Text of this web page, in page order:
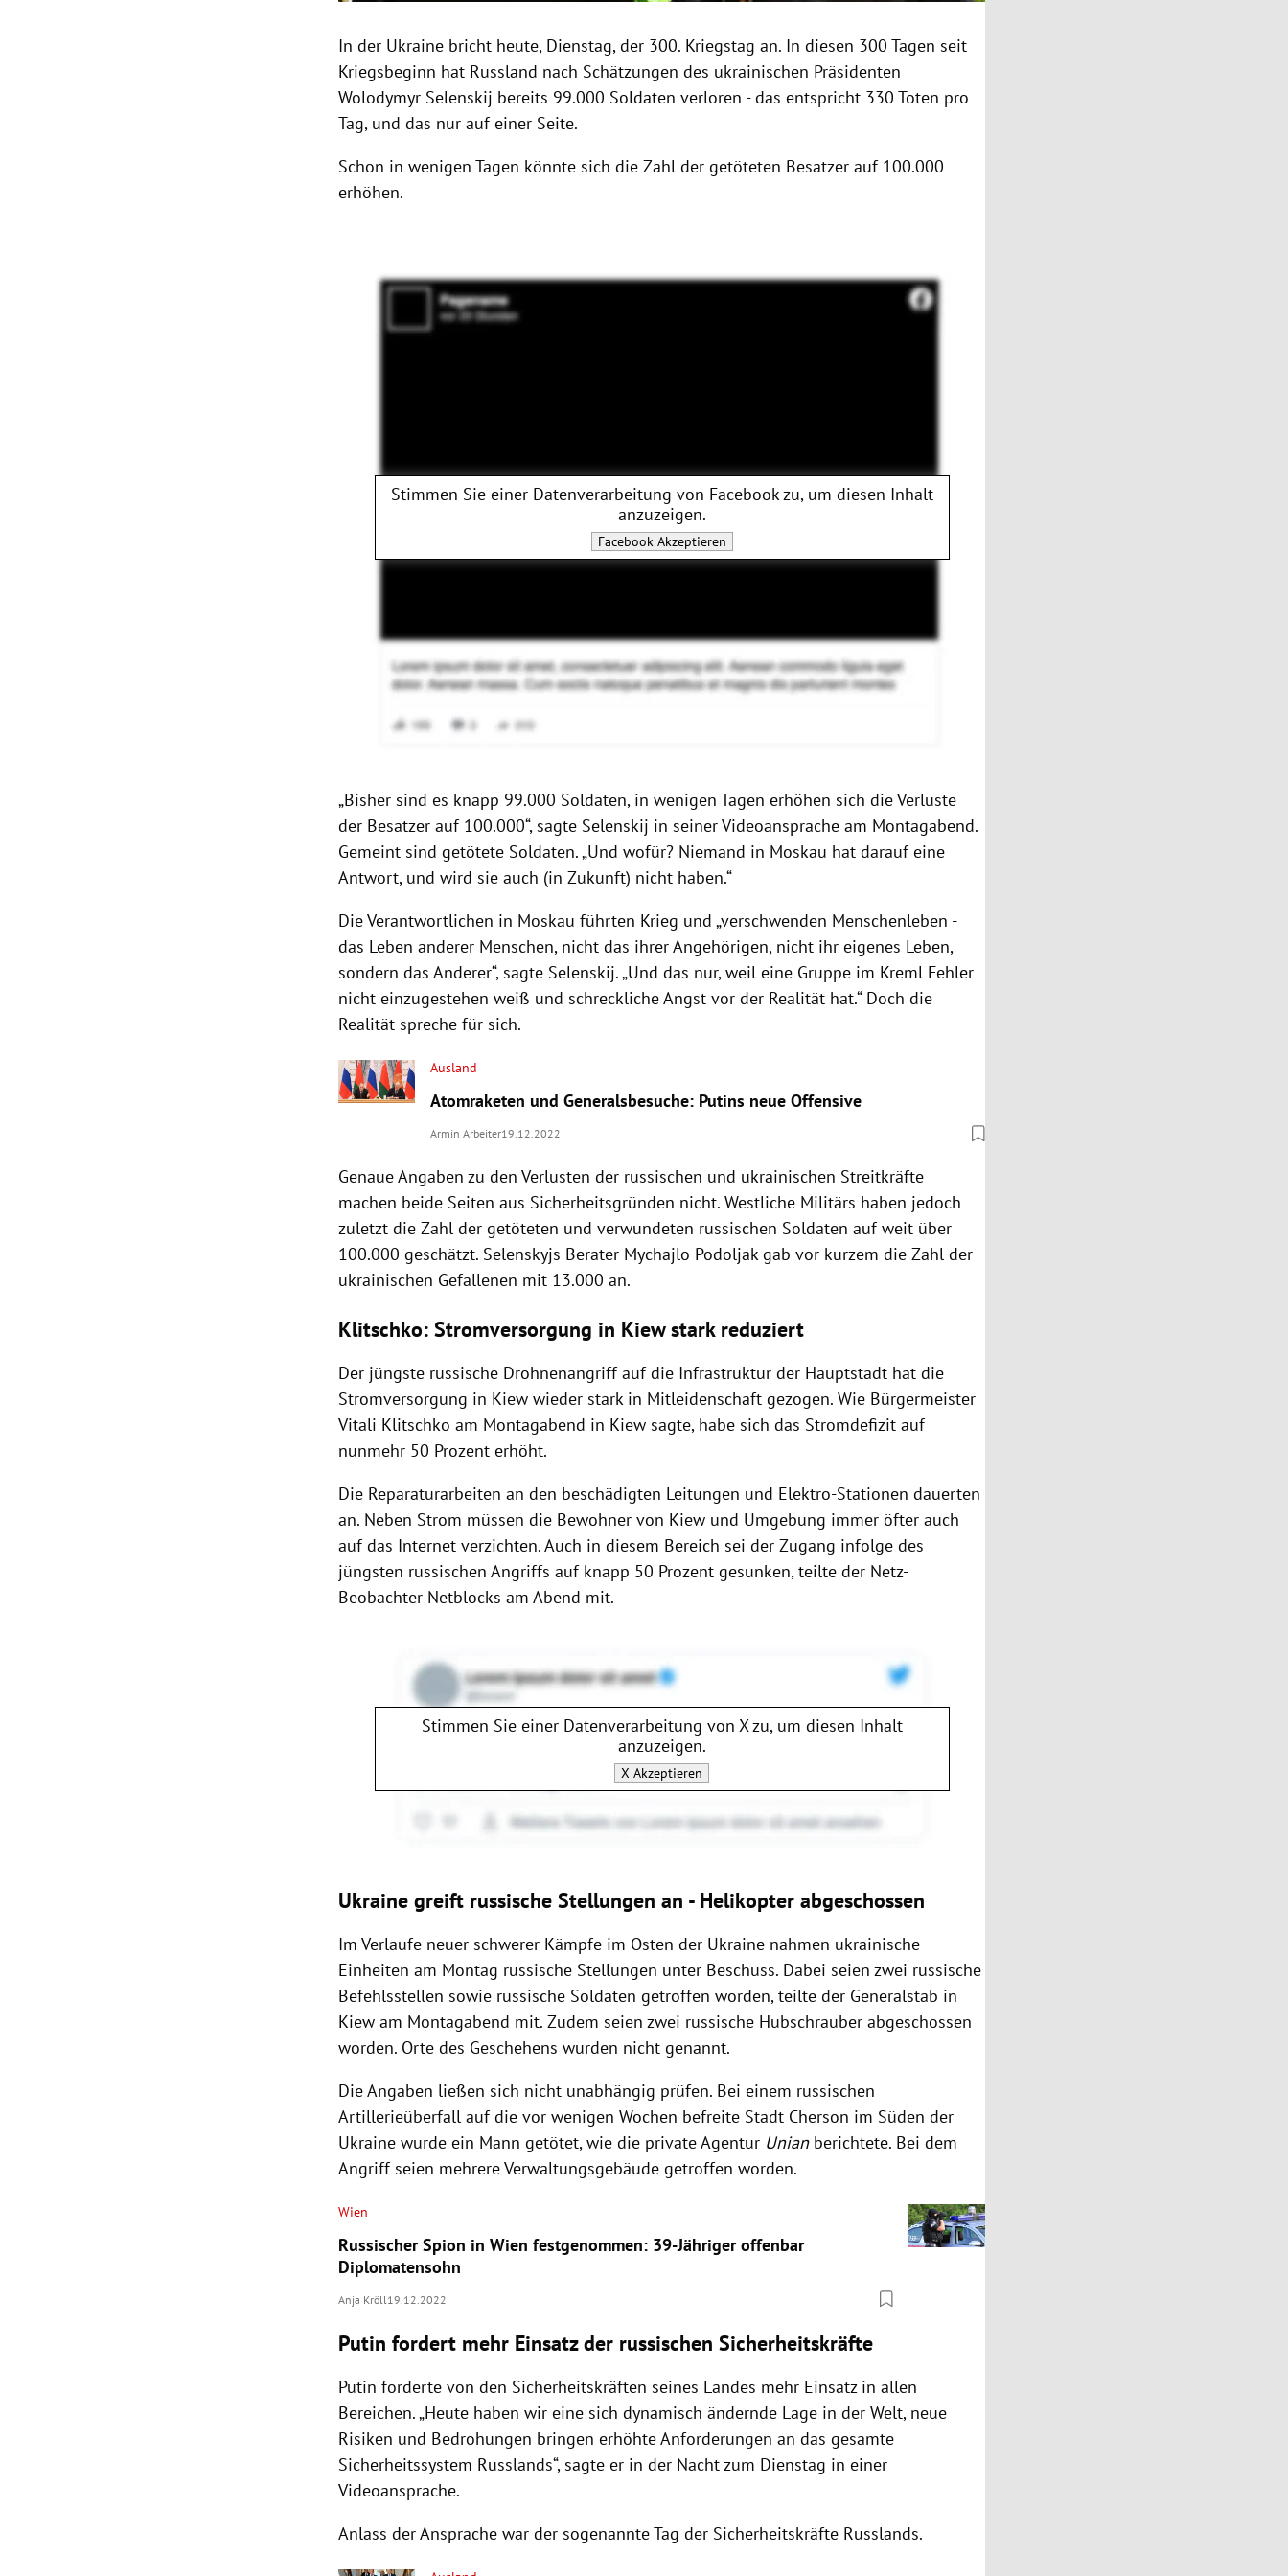
In der Ukraine bricht heute, Dienstag, der 300. Kriegstag an. In diesen 300 Tagen seit
Kriegsbeginn hat Russland nach Schätzungen des ukrainischen Präsidenten
Wolodymyr Selenskij bereits 99.000 Soldaten verloren - das entspricht 330 Toten pro
Tag, und das nur auf einer Seite.
Schon in wenigen Tagen könnte sich die Zahl der getöteten Besatzer auf 100.000
erhöhen.
Stimmen Sie einer Datenverarbeitung von Facebookzu, um diesen Inhalt
anzuzeigen.
FacebookAkzeptieren
„Bisher sind es knapp 99.000 Soldaten, in wenigen Tagen erhöhen sich die Verluste
der Besatzer auf 100.000“, sagte Selenskij in seiner Videoansprache am Montagabend.
Gemeint sind getötete Soldaten. „Und wofür? Niemand in Moskau hat darauf eine
Antwort, und wird sie auch (in Zukunft) nicht haben.“
Die Verantwortlichen in Moskau führten Krieg und „verschwenden Menschenleben -
das Leben anderer Menschen, nicht das ihrer Angehörigen, nicht ihr eigenes Leben,
sondern das Anderer“, sagte Selenskij. „Und das nur, weil eine Gruppe im Kreml Fehler
nicht einzugestehen weiß und schreckliche Angst vor der Realität hat.“ Doch die
Realität spreche für sich.
Ausland
Atomraketen und Generalsbesuche: Putins neue Offensive
Armin Arbeiter19.12.2022
Genaue Angaben zu den Verlusten der russischen und ukrainischen Streitkräfte
machen beide Seiten aus Sicherheitsgründen nicht. Westliche Militärs haben jedoch
zuletzt die Zahl der getöteten und verwundeten russischen Soldaten auf weit über
100.000 geschätzt. Selenskyjs Berater Mychajlo Podoljak gab vor kurzem die Zahl der
ukrainischen Gefallenen mit 13.000 an.
Klitschko: Stromversorgung in Kiew stark reduziert
Der jüngste russische Drohnenangriff auf die Infrastruktur der Hauptstadt hat die
Stromversorgung in Kiew wieder stark in Mitleidenschaft gezogen. Wie Bürgermeister
Vitali Klitschko am Montagabend in Kiew sagte, habe sich das Stromdefizit auf
nunmehr 50 Prozent erhöht.
Die Reparaturarbeiten an den beschädigten Leitungen und Elektro-Stationen dauerten
an. Neben Strom müssen die Bewohner von Kiew und Umgebung immer öfter auch
auf das Internet verzichten. Auch in diesem Bereich sei der Zugang infolge des
jüngsten russischen Angriffs auf knapp 50 Prozent gesunken, teilte der Netz-
Beobachter Netblocks am Abend mit.
Stimmen Sie einer Datenverarbeitung von Xzu, um diesen Inhalt
anzuzeigen.
X Akzeptieren
Ukraine greift russische Stellungen an - Helikopter abgeschossen
Im Verlaufe neuer schwerer Kämpfe im Osten der Ukraine nahmen ukrainische
Einheiten am Montag russische Stellungen unter Beschuss. Dabei seien zwei russische
Befehlsstellen sowie russische Soldaten getroffen worden, teilte der Generalstab in
Kiew am Montagabend mit. Zudem seien zwei russische Hubschrauber abgeschossen
worden. Orte des Geschehens wurden nicht genannt.
Die Angaben ließen sich nicht unabhängig prüfen. Bei einem russischen
Artillerieüberfall auf die vor wenigen Wochen befreite Stadt Cherson im Süden der
Ukraine wurde ein Mann getötet, wie die private Agentur Unian berichtete. Bei dem
Angriff seien mehrere Verwaltungsgebäude getroffen worden.
Wien
Russischer Spion in Wien festgenommen: 39-Jähriger offenbar
Diplomatensohn
Anja Kröll 19.12.2022
Putin fordert mehr Einsatz der russischen Sicherheitskräfte
Putin forderte von den Sicherheitskräften seines Landes mehr Einsatz in allen
Bereichen. „Heute haben wir eine sich dynamisch ändernde Lage in der Welt, neue
Risiken und Bedrohungen bringen erhöhte Anforderungen an das gesamte
Sicherheitssystem Russlands“, sagte er in der Nacht zum Dienstag in einer
Videoansprache.
Anlass der Ansprache war der sogenannte Tag der Sicherheitskräfte Russlands.